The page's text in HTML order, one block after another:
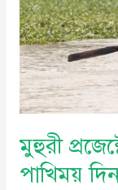
মুহুরী
পাখিময়
শিকারী
পাখিময়
দিন
(ফেব্রুয়ারী
২০২০)